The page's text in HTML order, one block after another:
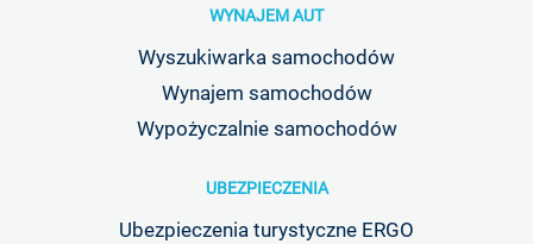
WYNAJEM AUT
Wyszukiwarka samochodów
Wynajem samochodów
Wypożyczalnie samochodów
UBEZPIECZENIA
Ubezpieczenia turystyczne ERGO